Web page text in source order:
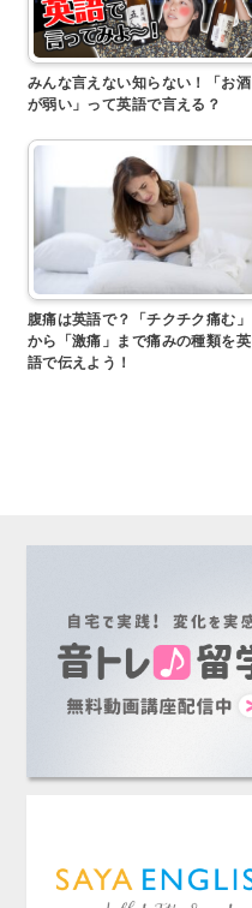
みんな言えない知らない！「お酒
が弱い」って英語で言える？
腹痛は英語で？「チクチク痛む」
から「激痛」まで痛みの種類を英
語で伝えよう！